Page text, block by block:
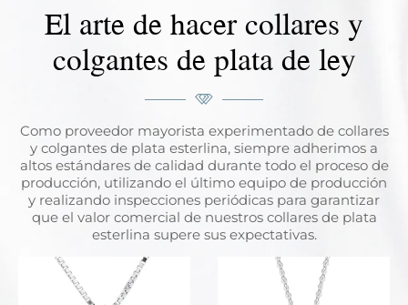
El arte de hacer collares y
colgantes de plata de ley
Como proveedor mayorista experimentado de collares
y colgantes de plata esterlina, siempre adherimos a
altos estándares de calidad durante todo el proceso de
producción, utilizando el último equipo de producción
y realizando inspecciones periódicas para garantizar
que el valor comercial de nuestros collares de plata
esterlina supere sus expectativas.